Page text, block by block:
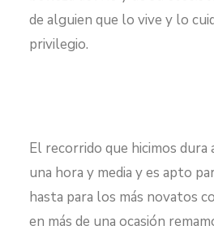
de alguien que lo vive y lo
privilegio.
El recorrido que hicimos dura
una hora y media y es apto
hasta para los más novatos
en más de una ocasión